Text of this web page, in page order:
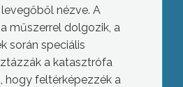
nézve. A
műszerrel dolgozik, a
során speciális
a katasztrófa
hogy feltérképezzék a